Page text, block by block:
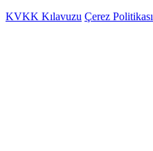
KVKK Kılavuzu Çerez Politikası